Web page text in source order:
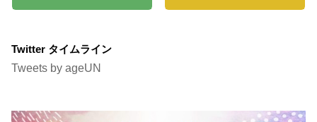
Twitter タイムライン
Tweets by ageUN